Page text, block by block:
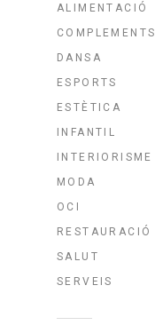
ALIMENTACIÓ
COMPLEMENTS
DANSA
ESPORTS
ESTÈTICA
INFANTIL
INTERIORISME
MODA
OCI
RESTAURACIÓ
SALUT
SERVEIS